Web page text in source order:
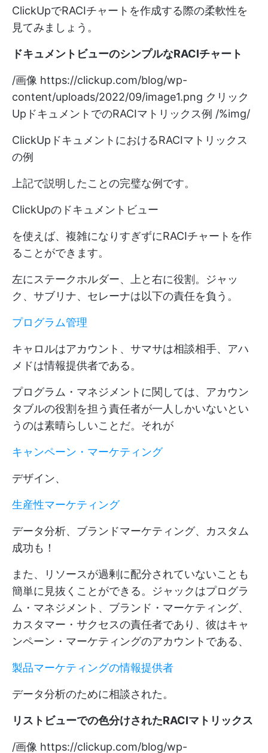
ClickUpでRACIチャートを作成する際の柔軟性を
見てみましょう。
ドキュメントビューのシンプルなRACIチャート
/画像 https://clickup.com/blog/wp-
content/uploads/2022/09/image1.png クリック
UpドキュメントでのRACIマトリックス例 /%img/
ClickUpドキュメントにおけるRACIマトリックス
の例
上記で説明したことの完璧な例です。
ClickUpのドキュメントビュー
を使えば、複雑になりすぎずにRACIチャートを作
ることができます。
左にステークホルダー、上と右に役割。ジャッ
ク、サブリナ、セレーナは以下の責任を負う。
プログラム管理
キャロルはアカウント、サマサは相談相手、アハ
メドは情報提供者である。
プログラム・マネジメントに関しては、アカウン
タブルの役割を担う責任者が一人しかいないとい
うのは素晴らしいことだ。それが
キャンペーン・マーケティング
デザイン、
生産性マーケティング
データ分析、ブランドマーケティング、カスタム
成功も！
また、リソースが過剰に配分されていないことも
簡単に見抜くことができる。ジャックはプログラ
ム・マネジメント、ブランド・マーケティング、
カスタマー・サクセスの責任者であり、彼はキャ
ンペーン・マーケティングのアカウントである、
製品マーケティングの情報提供者
データ分析のために相談された。
リストビューでの色分けされたRACIマトリックス
/画像 https://clickup.com/blog/wp-